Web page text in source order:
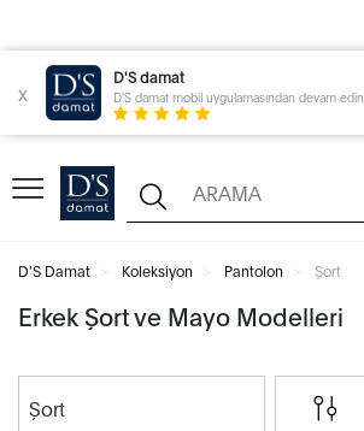
x
D'S damat
D'S damat mobil uygulamasından devam edin
D'S Damat Koleksiyon Pantolon Şort
Erkek Şort ve Mayo Modelleri
Şort